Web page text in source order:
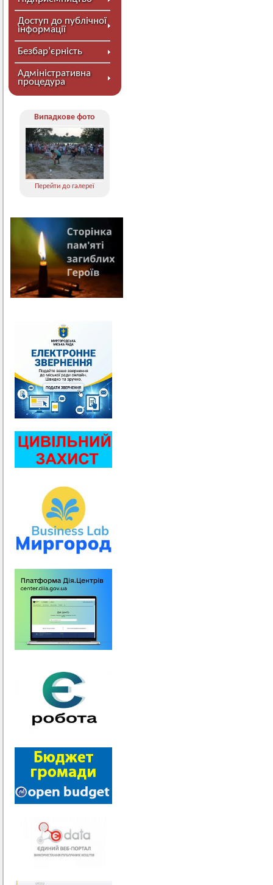
Доступ до публічної
інформації
Безбар’єрність
Адміністративна
процедура
Випадкове фото
Перейти до галереї